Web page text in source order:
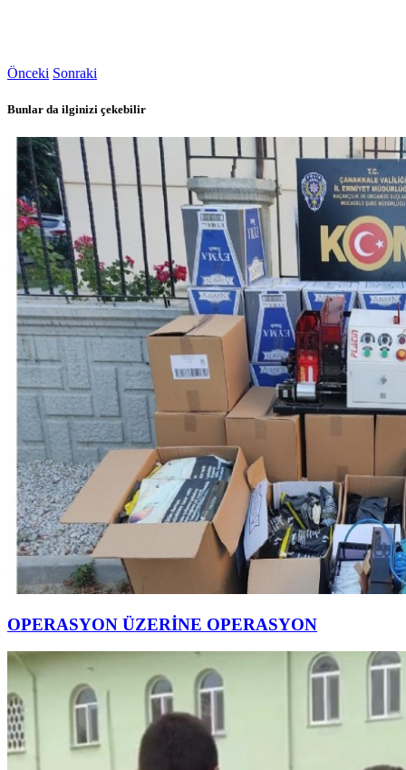
Önceki Sonraki
Bunlar da ilginizi çekebilir
OPERASYON ÜZERİNE OPERASYON